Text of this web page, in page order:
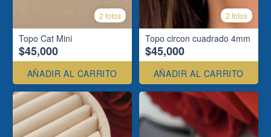
2 fotos
Topo Cat Mini
$45,000
AÑADIR AL CARRITO
2 fotos
Topo circon cuadrado 4mm
$45,000
AÑADIR AL CARRITO